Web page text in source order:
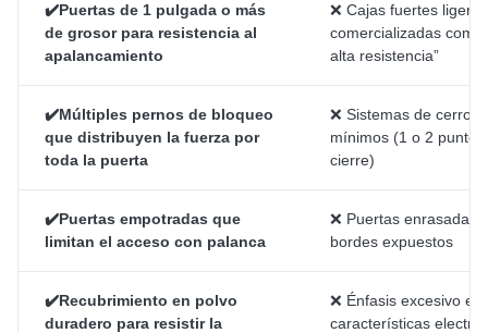
✔️Puertas de 1 pulgada o más
de grosor para resistencia al
apalancamiento
❌ Cajas fuertes ligeras
comercializadas como
alta resistencia”
✔️Múltiples pernos de bloqueo
que distribuyen la fuerza por
toda la puerta
❌ Sistemas de
mínimos (1 o 2 puntos
cierre)
✔️Puertas empotradas que
limitan el acceso con palanca
❌ Puertas enrasadas
bordes expuestos
✔️Recubrimiento en polvo
duradero para resistir la
❌ Énfasis excesivo en
características